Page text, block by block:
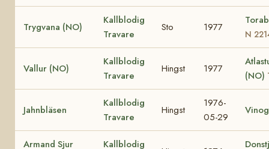
Trygvana (NO)
Kallblodig
Travare
Sto 1977
N
Vallur (NO)
Kallblodig
Travare
Hingst 1977
(NO)
Jahnbläsen
Kallblodig
Travare
Hingst
1976-
05-29
Armand Sjur
Kallblodig